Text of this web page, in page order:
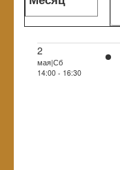
2
мая|Сб
14:00 - 16:30